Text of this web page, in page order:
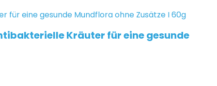
Kräuter für eine gesunde